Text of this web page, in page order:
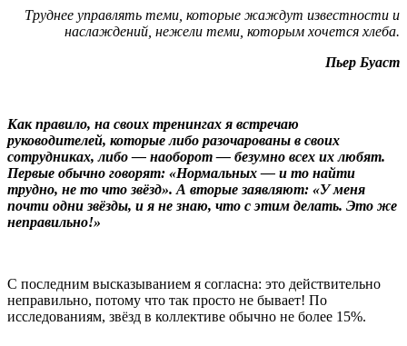
Труднее управлять теми, которые жаждут известности и
наслаждений, нежели теми, которым хочется хлеба.
Пьер Буаст
Как правило, на своих тренингах я встречаю
руководителей, которые либо разочарованы в своих
сотрудниках, либо — наоборот — безумно всех их любят.
Первые обычно говорят: «Hормальных — и то найти
трудно, не то что звёзд». А вторые заявляют: «У меня
почти одни звёзды, и я не знаю, что с этим делать. Это же
неправильно!»
С последним высказыванием я согласна: это действительно
неправильно, потому что так просто не бывает! По
исследованиям, звёзд в коллективе обычно не более 15%.